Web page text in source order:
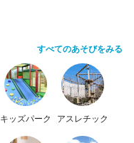
すべてのあそびをみる
キッズパーク アスレチック